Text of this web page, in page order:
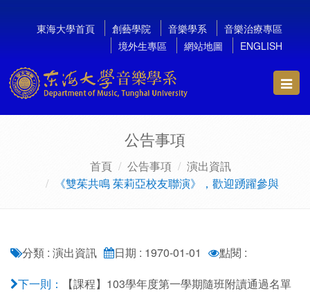
東海大學首頁 創藝學院 音樂學系
音樂治療專區
境外生專區
網站地圖 ENGLISH
公告事項
首頁 公告事項
演出資訊
《雙茱共鳴 茱莉亞校友聯演》，歡迎踴躍參與
分類 : 演出資訊 日期 : 1970-01-01 點閱 :
下一則：
【課程】103學年度第一學期隨班附讀通過名單